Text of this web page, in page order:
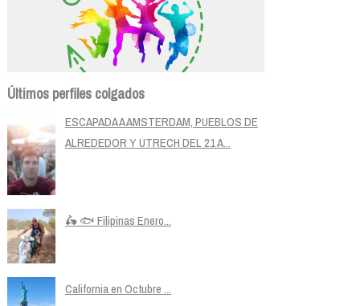
Últimos perfiles colgados
ESCAPADA A AMSTERDAM, PUEBLOS DE
ALREDEDOR Y UTRECH DEL 21 A...
🛵 🐟 Filipinas Enero...
California en Octubre ...